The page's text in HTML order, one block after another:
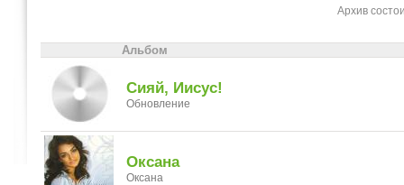
Архив
Альбом
Сияй, Иисус!
Обновление
Оксана
Оксана